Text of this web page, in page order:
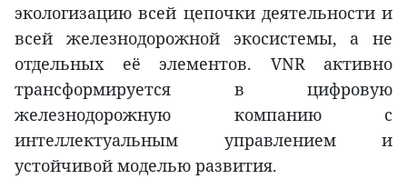
экологизацию всей цепочки деятельности и
всей железнодорожной экосистемы, а не
отдельных её элементов. VNR активно
трансформируется в цифровую
железнодорожную компанию с
интеллектуальным управлением и
устойчивой моделью развития.